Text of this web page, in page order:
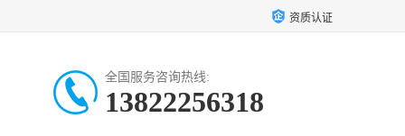
资质认证
全国服务咨询热线:
13822256318